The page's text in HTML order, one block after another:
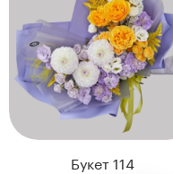
Букет 114